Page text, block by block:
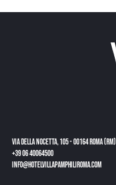
Via della Nocetta, 105 - 00164 Roma (RM)
+39 06 40064500
info@hotelvillapamphiliroma.com